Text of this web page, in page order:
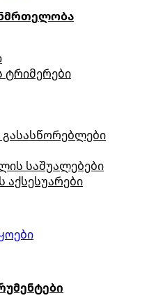
ტრიმერები
საშუალებები
აქსესუარები